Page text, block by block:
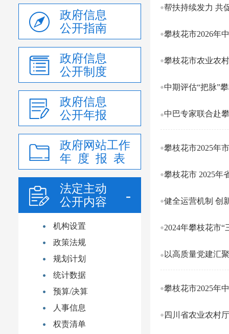
政府信息
公开指南
政府信息
公开制度
政府信息
公开年报
政府网站工作
年 度 报 表
法定主动
公开内容
机构设置
政策法规
规划计划
统计数据
预算/决算
人事信息
权责清单
帮扶持续发力 共
攀枝花市2026年
攀枝花市农业农
中期评估“把脉”
中巴专家联合赴
攀枝花市2025年
攀枝花市 2025年
健全运营机制 创
2024年攀枝花市
以高质量党建汇
攀枝花市2025年
四川省农业农村